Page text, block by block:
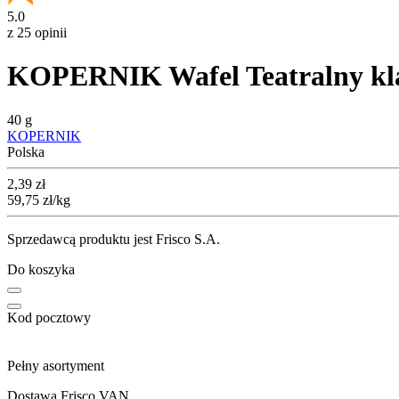
5.0
z 25 opinii
KOPERNIK Wafel Teatralny
40 g
KOPERNIK
Polska
Cena
2,39 zł
59,75 zł/kg
Sprzedawcą produktu jest Frisco S.A.
Do koszyka
Kod pocztowy
Pełny asortyment
Dostawa Frisco VAN